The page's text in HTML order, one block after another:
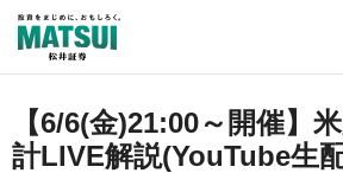
【6/6(金)21:00～開催】
計LIVE解説(YouTube生